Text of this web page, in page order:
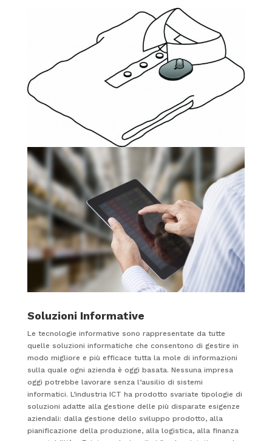
Soluzioni Informative
Le tecnologie informative sono rappresentate da tutte
quelle soluzioni informatiche che consentono di gestire in
modo migliore e più efficace tutta la mole di informazioni
sulla quale ogni azienda è oggi basata. Nessuna impresa
oggi potrebbe lavorare senza l’ausilio di sistemi
informatici. L’industria ICT ha prodotto svariate tipologie di
soluzioni adatte alla gestione delle più disparate esigenze
aziendali: dalla gestione dello sviluppo prodotto, alla
pianificazione della produzione, alla logistica, alla finanza